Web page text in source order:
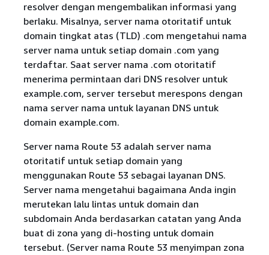
resolver dengan mengembalikan informasi yang
berlaku. Misalnya, server nama otoritatif untuk
domain tingkat atas (TLD) .com mengetahui nama
server nama untuk setiap domain .com yang
terdaftar. Saat server nama .com otoritatif
menerima permintaan dari DNS resolver untuk
example.com, server tersebut merespons dengan
nama server nama untuk layanan DNS untuk
domain example.com.
Server nama Route 53 adalah server nama
otoritatif untuk setiap domain yang
menggunakan Route 53 sebagai layanan DNS.
Server nama mengetahui bagaimana Anda ingin
merutekan lalu lintas untuk domain dan
subdomain Anda berdasarkan catatan yang Anda
buat di zona yang di-hosting untuk domain
tersebut. (Server nama Route 53 menyimpan zona